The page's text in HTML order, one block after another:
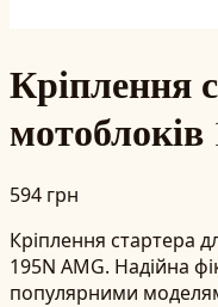
Кріплення
594 грн
Кріплення стартера
195N AMG. Надійна
популярними